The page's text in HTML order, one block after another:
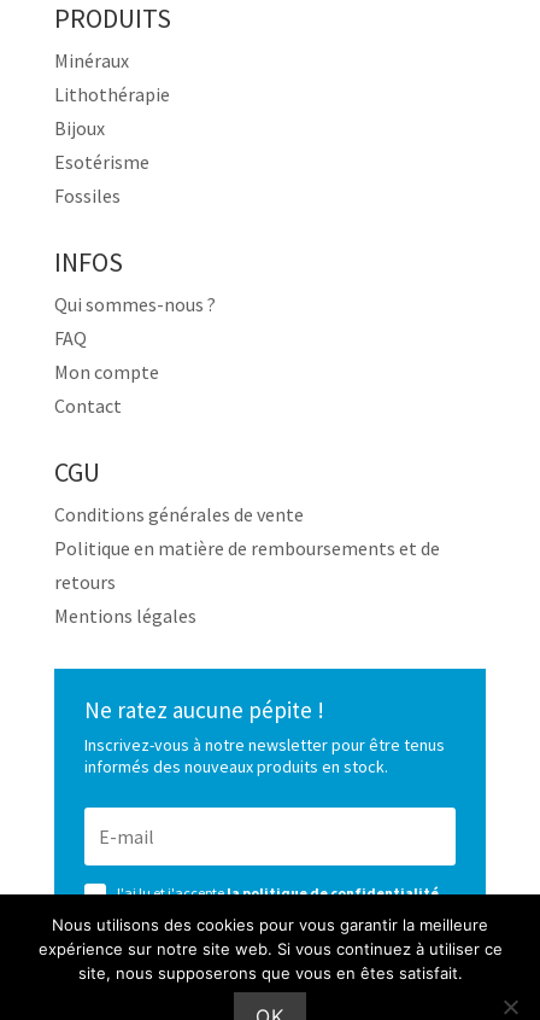
PRODUITS
Minéraux
Lithothérapie
Bijoux
Esotérisme
Fossiles
INFOS
Qui sommes-nous ?
FAQ
Mon compte
Contact
CGU
Conditions générales de vente
Politique en matière de remboursements et de
retours
Mentions légales
Ne ratez aucune pépite !
Inscrivez-vous à notre newsletter pour être tenus
informés des nouveaux produits en stock.
J'ai lu et j'acceptela politique de confidentialité
de ce site
S’ABONNER
Nous utilisons des cookies pour vous garantir la meilleure
expérience sur notre site web. Si vous continuez à utiliser ce
site, nous supposerons que vous en êtes satisfait.